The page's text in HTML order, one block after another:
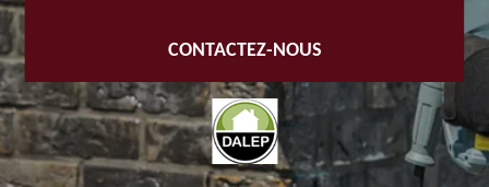
CONTACTEZ-NOUS